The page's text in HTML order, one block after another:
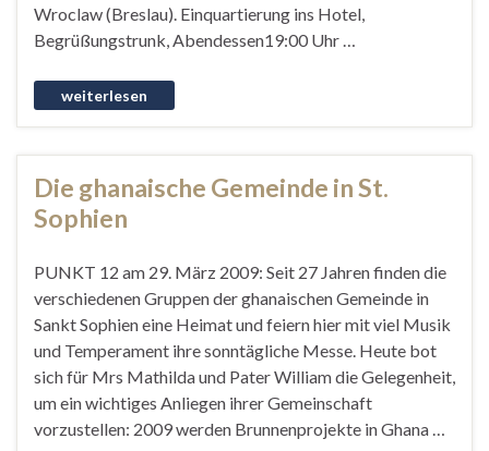
Wroclaw (Breslau). Einquartierung ins Hotel,
Begrüßungstrunk, Abendessen19:00 Uhr …
Die ghanaische Gemeinde in St.
Sophien
PUNKT 12 am 29. März 2009: Seit 27 Jahren finden die
verschiedenen Gruppen der ghanaischen Gemeinde in
Sankt Sophien eine Heimat und feiern hier mit viel Musik
und Temperament ihre sonntägliche Messe. Heute bot
sich für Mrs Mathilda und Pater William die Gelegenheit,
um ein wichtiges Anliegen ihrer Gemeinschaft
vorzustellen: 2009 werden Brunnenprojekte in Ghana …